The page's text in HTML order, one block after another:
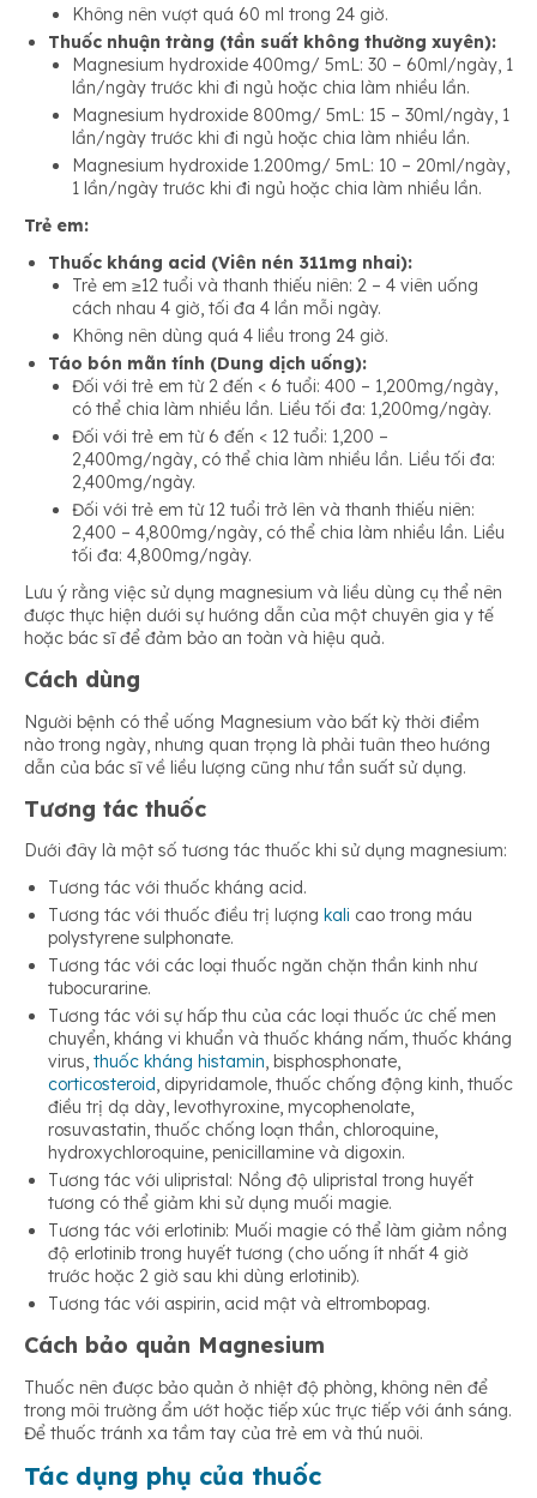
Không nên vượt quá 60 ml trong 24 giờ.
Thuốc nhuận tràng (tần suất không thường xuyên):
Magnesium hydroxide 400mg/ 5mL: 30 – 60ml/ngày, 1
lần/ngày trước khi đi ngủ hoặc chia làm nhiều lần.
Magnesium hydroxide 800mg/ 5mL: 15 – 30ml/ngày, 1
lần/ngày trước khi đi ngủ hoặc chia làm nhiều lần.
Magnesium hydroxide 1.200mg/ 5mL: 10 – 20ml/ngày,
1 lần/ngày trước khi đi ngủ hoặc chia làm nhiều lần.
Trẻ em:
Thuốc kháng acid (Viên nén 311mg nhai):
Trẻ em ≥12 tuổi và thanh thiếu niên: 2 – 4 viên uống
cách nhau 4 giờ, tối đa 4 lần mỗi ngày.
Không nên dùng quá 4 liều trong 24 giờ.
Táo bón mãn tính (Dung dịch uống):
Đối với trẻ em từ 2 đến < 6 tuổi: 400 – 1,200mg/ngày,
có thể chia làm nhiều lần. Liều tối đa: 1,200mg/ngày.
Đối với trẻ em từ 6 đến < 12 tuổi: 1,200 –
2,400mg/ngày, có thể chia làm nhiều lần. Liều tối đa:
2,400mg/ngày.
Đối với trẻ em từ 12 tuổi trở lên và thanh thiếu niên:
2,400 – 4,800mg/ngày, có thể chia làm nhiều lần. Liều
tối đa: 4,800mg/ngày.
Lưu ý rằng việc sử dụng magnesium và liều dùng cụ thể nên
được thực hiện dưới sự hướng dẫn của một chuyên gia y tế
hoặc bác sĩ để đảm bảo an toàn và hiệu quả.
Cách dùng
Người bệnh có thể uống Magnesium vào bất kỳ thời điểm
nào trong ngày, nhưng quan trọng là phải tuân theo hướng
dẫn của bác sĩ về liều lượng cũng như tần suất sử dụng.
Tương tác thuốc
Dưới đây là một số tương tác thuốc khi sử dụng magnesium:
Tương tác với thuốc kháng acid.
Tương tác với thuốc điều trị lượng kali cao trong máu
polystyrene sulphonate.
Tương tác với các loại thuốc ngăn chặn thần kinh như
tubocurarine.
Tương tác với sự hấp thu của các loại thuốc ức chế men
chuyển, kháng vi khuẩn và thuốc kháng nấm, thuốc kháng
virus, thuốc kháng histamin, bisphosphonate,
corticosteroid, dipyridamole, thuốc chống động kinh, thuốc
điều trị dạ dày, levothyroxine, mycophenolate,
rosuvastatin, thuốc chống loạn thần, chloroquine,
hydroxychloroquine, penicillamine và digoxin.
Tương tác với ulipristal: Nồng độ ulipristal trong huyết
tương có thể giảm khi sử dụng muối magie.
Tương tác với erlotinib: Muối magie có thể làm giảm nồng
độ erlotinib trong huyết tương (cho uống ít nhất 4 giờ
trước hoặc 2 giờ sau khi dùng erlotinib).
Tương tác với aspirin, acid mật và eltrombopag.
Cách bảo quản Magnesium
Thuốc nên được bảo quản ở nhiệt độ phòng, không nên để
trong môi trường ẩm ướt hoặc tiếp xúc trực tiếp với ánh sáng.
Để thuốc tránh xa tầm tay của trẻ em và thú nuôi.
Tác dụng phụ của thuốc